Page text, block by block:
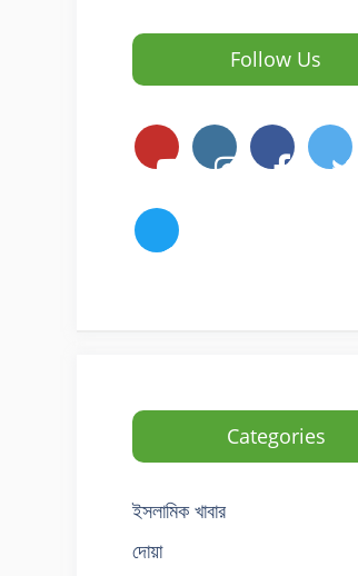
Follow Us
Categories
ইসলামিক খাবার
দোয়া